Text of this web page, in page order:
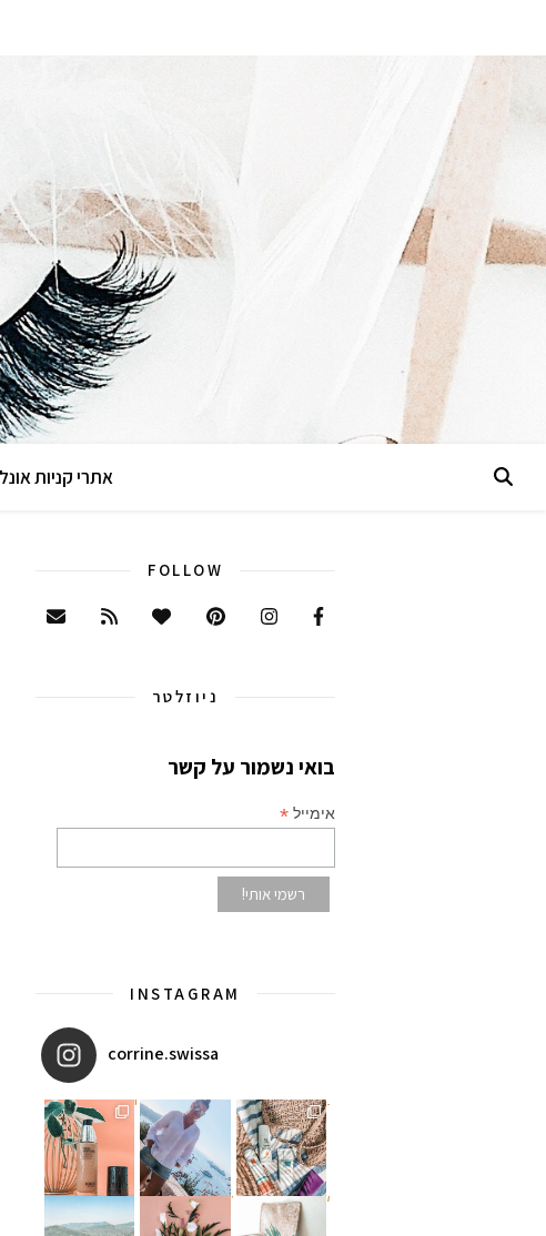
אתרי קניות
FOLLOW
ניוזלטר
בואי נשמור על קשר
אימייל *
INSTAGRAM
corrine.swissa
איזו אהבתם יותר? הראשונה אומקדמי הגנה מומלצים - עכשיו ב
פעילות ממש מגניבה עכשיו בפיאומרים שאם מצמידים קונכיה מ